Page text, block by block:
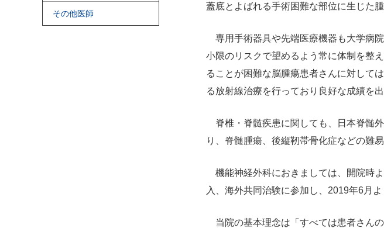
その他医師
蓋底とよばれる手術困難な部位に生じた
専用手術器具や先端医療機器も大学病
小限のリスクで望めるよう常に体制を整
ることが困難な脳腫瘍患者さんに対しては
る放射線治療を行っており良好な成績を出
脊椎・脊髄疾患に関しても、日本脊髄
り、脊髄腫瘍、後縦靭帯骨化症などの難
機能神経外科におきましては、開院時
入、海外共同治験に参加し、2019年6月
当院の基本理念は「すべては患者さん